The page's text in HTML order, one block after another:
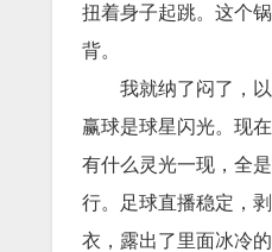
扭着身子起跳。这个
背。
我就纳了闷了，
赢球是球星闪光。现
有什么灵光一现，全
行。足球直播稳定，
衣，露出了里面冰冷